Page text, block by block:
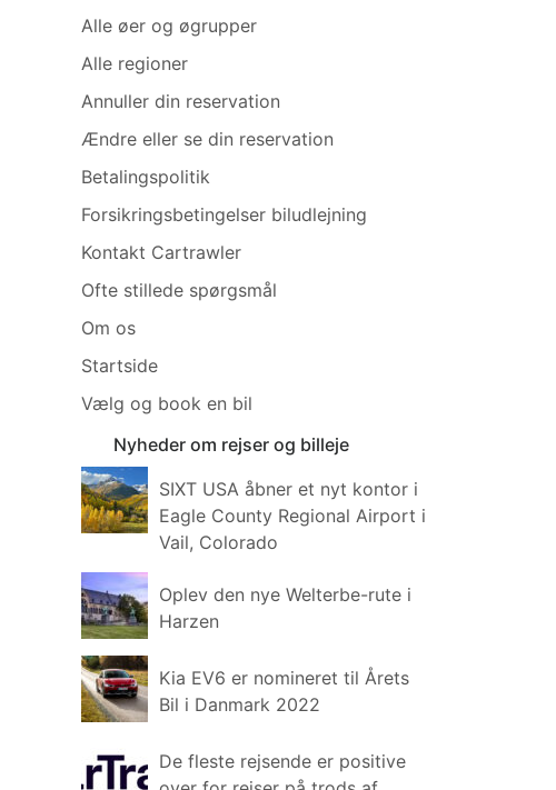
Alle øer og øgrupper
Alle regioner
Annuller din reservation
Ændre eller se din reservation
Betalingspolitik
Forsikringsbetingelser biludlejning
Kontakt Cartrawler
Ofte stillede spørgsmål
Om os
Startside
Vælg og book en bil
Nyheder om rejser og billeje
SIXT USA åbner et nyt kontor i
Eagle County Regional Airport i
Vail, Colorado
Oplev den nye Welterbe-rute i
Harzen
Kia EV6 er nomineret til Årets
Bil i Danmark 2022
De fleste rejsende er positive